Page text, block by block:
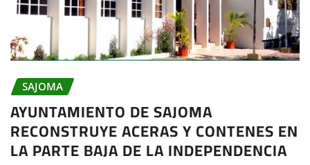
SAJOMA
AYUNTAMIENTO DE SAJOMA
RECONSTRUYE ACERAS Y CONTENES EN
LA PARTE BAJA DE LA INDEPENDENCIA